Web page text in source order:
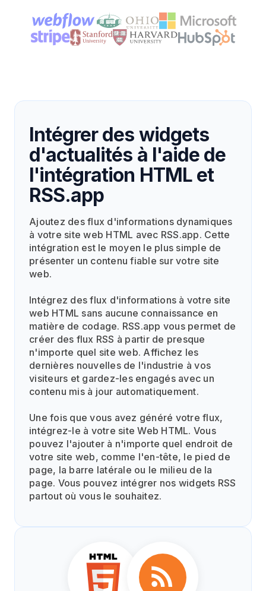
Intégrer des widgets
d'actualités à l'aide de
l'intégration HTML et
RSS.app
Ajoutez des flux d'informations dynamiques
à votre site web HTML avec RSS.app. Cette
intégration est le moyen le plus simple de
présenter un contenu fiable sur votre site
web.
Intégrez des flux d'informations à votre site
web HTML sans aucune connaissance en
matière de codage. RSS.app vous permet de
créer des flux RSS à partir de presque
n'importe quel site web. Affichez les
dernières nouvelles de l'industrie à vos
visiteurs et gardez-les engagés avec un
contenu mis à jour automatiquement.
Une fois que vous avez généré votre flux,
intégrez-le à votre site Web HTML. Vous
pouvez l'ajouter à n'importe quel endroit de
votre site web, comme l'en-tête, le pied de
page, la barre latérale ou le milieu de la
page. Vous pouvez intégrer nos widgets RSS
partout où vous le souhaitez.